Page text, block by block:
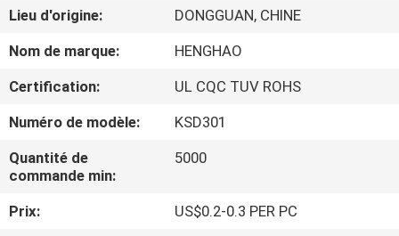
A
DE
NOUS
VISITE
D'USINE
Lieu d'origine:
DONGGUAN, CHINE
Nom de marque:
HENGHAO
Certification:
UL CQC TUV ROHS
Numéro de modèle:
KSD301
Quantité de
commande min:
5000
Prix:
US$0.2-0.3 PER PC